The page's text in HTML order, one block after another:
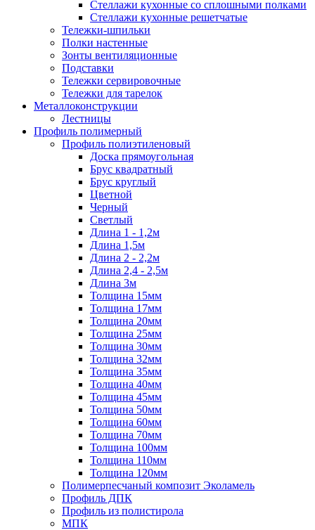
Стеллажи кухонные со сплошными полками
Стеллажи кухонные решетчатые
Тележки-шпильки
Полки настенные
Зонты вентиляционные
Подставки
Тележки сервировочные
Тележки для тарелок
Металлоконструкции
Лестницы
Профиль полимерный
Профиль полиэтиленовый
Доска прямоугольная
Брус квадратный
Брус круглый
Цветной
Черный
Светлый
Длина 1 - 1,2м
Длина 1,5м
Длина 2 - 2,2м
Длина 2,4 - 2,5м
Длина 3м
Толщина 15мм
Толщина 17мм
Толщина 20мм
Толщина 25мм
Толщина 30мм
Толщина 32мм
Толщина 35мм
Толщина 40мм
Толщина 45мм
Толщина 50мм
Толщина 60мм
Толщина 70мм
Толщина 100мм
Толщина 110мм
Толщина 120мм
Полимерпесчаный композит Эколамель
Профиль ДПК
Профиль из полистирола
МПК